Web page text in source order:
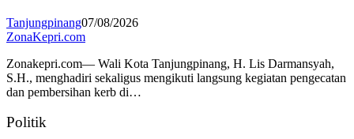
Tanjungpinang07/08/2026
ZonaKepri.com
Zonakepri.com— Wali Kota Tanjungpinang, H. Lis Darmansyah,
S.H., menghadiri sekaligus mengikuti langsung kegiatan pengecatan
dan pembersihan kerb di…
Politik